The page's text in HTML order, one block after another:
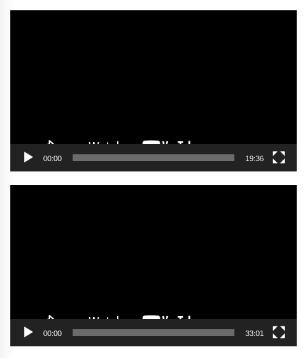
00:00 19:36
00:00 33:01